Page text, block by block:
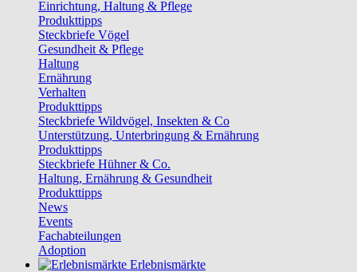
Einrichtung, Haltung & Pflege
Produkttipps
Steckbriefe Vögel
Gesundheit & Pflege
Haltung
Ernährung
Verhalten
Produkttipps
Steckbriefe Wildvögel, Insekten & Co
Unterstützung, Unterbringung & Ernährung
Produkttipps
Steckbriefe Hühner & Co.
Haltung, Ernährung & Gesundheit
Produkttipps
News
Events
Fachabteilungen
Adoption
Erlebnismärkte